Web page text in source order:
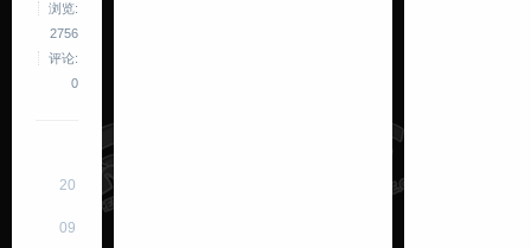
浏览:
2756
评论:
0
20
09